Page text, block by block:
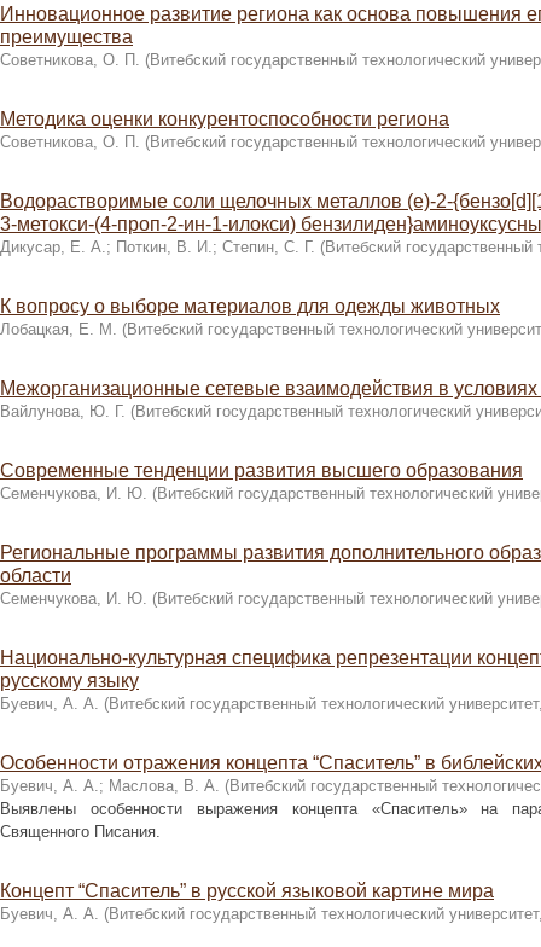
Инновационное развитие региона как основа повышения
преимущества
Советникова, О. П. (Витебский государственный технологический
Методика оценки конкурентоспособности региона
Советникова, О. П. (Витебский государственный технологический
Водорастворимые соли щелочных металлов (е)-2-
3-метокси-(4-проп-2-ин-1-илокси)
Дикусар, Е. А.; Поткин, В. И.; Степин, С. Г. (Витебский государственный
К вопросу о выборе материалов для одежды животных
Лобацкая, Е. М. (Витебский государственный технологический
Межорганизационные сетевые взаимодействия в
Вайлунова, Ю. Г. (Витебский государственный технологический
Современные тенденции развития высшего образования
Семенчукова, И. Ю. (Витебский государственный технологический
Региональные программы развития дополнительного
области
Семенчукова, И. Ю. (Витебский государственный технологический
Национально-культурная специфика репрезентации
русскому языку
Буевич, А. А. (Витебский государственный технологический университет
Особенности отражения концепта “Спаситель” в
Буевич, А. А.; Маслова, В. А. (Витебский государственный
Выявлены особенности выражения концепта «Спаситель» на
Священного Писания.
Концепт “Спаситель” в русской языковой картине мира
Буевич, А. А. (Витебский государственный технологический университет